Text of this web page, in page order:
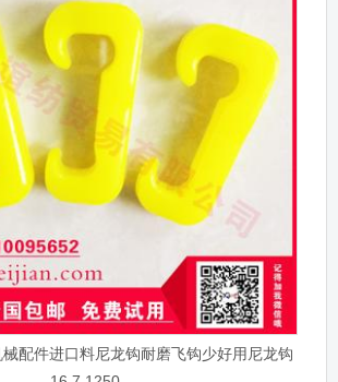
配件进口料尼龙钩耐磨飞钩少好用尼龙钩